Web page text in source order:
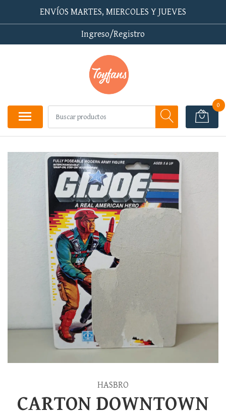
ENVÍOS MARTES, MIERCOLES Y JUEVES
Ingreso/Registro
0
HASBRO
CARTON DOWNTOWN